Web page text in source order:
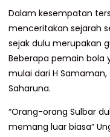
Dalam kesempatan
menceritakan sejarah
sejak dulu merupakan
Beberapa pemain bola
mulai dari H Samaman,
Saharuna.
“Orang-orang Sulbar
memang luar biasa”